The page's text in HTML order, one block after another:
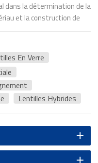
dans la détermination de la
et la construction de
la clarté, la précision
de la webcam.
1. Lenses en verre
trouvé dans les
pour leur qualité
clarté et précision des
en verre comprennent:
verre peuvent capturer des
Le verre résiste aux
de vie plus longue pour le
thermique: Le verre
En Verre
Lentilles Hybrides